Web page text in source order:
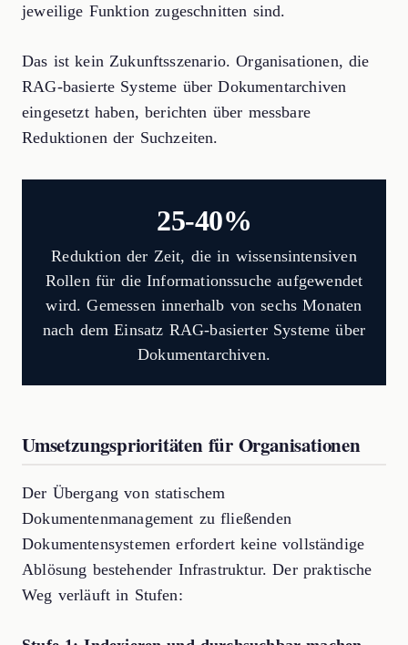
jeweilige Funktion zugeschnitten sind.
Das ist kein Zukunftsszenario. Organisationen, die
RAG-basierte Systeme über Dokumentarchiven
eingesetzt haben, berichten über messbare
Reduktionen der Suchzeiten.
25-40%
Reduktion der Zeit, die in wissensintensiven
Rollen für die Informationssuche aufgewendet
wird. Gemessen innerhalb von sechs Monaten
nach dem Einsatz RAG-basierter Systeme über
Dokumentarchiven.
Umsetzungsprioritäten für Organisationen
Der Übergang von statischem
Dokumentenmanagement zu fließenden
Dokumentensystemen erfordert keine vollständige
Ablösung bestehender Infrastruktur. Der praktische
Weg verläuft in Stufen: